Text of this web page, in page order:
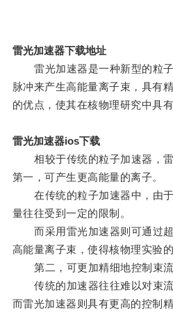
雷光加速器下载地址
雷光加速器是一种新型的粒子
脉冲来产生高能量离子束，具有
的优点，使其在核物理研究中具
雷光加速器ios下载
相较于传统的粒子加速器，雷
第一，可产生更高能量的离子。
在传统的粒子加速器中，由于
量往往受到一定的限制。
而采用雷光加速器则可通过超
高能量离子束，使得核物理实验
第二，可更加精细地控制束流
传统的加速器往往难以对束流
而雷光加速器则具有更高的控制